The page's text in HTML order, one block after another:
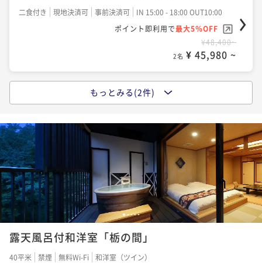
二食付き 現地決済可 事前決済可
IN 15:00 - 18:00 OUT10:00
ポイント即利用で最大5％OFF
¥48,400~
2名 ¥ 45,980 ~
【カップルプラン】お二人でゆったりとした時間を！
二食付き 現地決済可 事前決済可
IN 15:00 - 18:00 OUT10:00
ポイント即利用で最大5％OFF
¥52,800~
2名 ¥ 50,160 ~
【記念日プラン】素敵な時間を栂の季で！＜嬉しい特
典付＞
もっとみる(2件)
12345
露天風呂付和洋室「栃の間」
40平米 禁煙 無料Wi-Fi 和洋室（ツイン）